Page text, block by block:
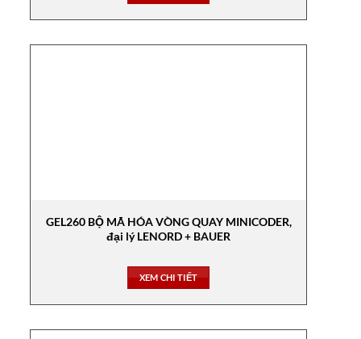
GEL260 BỘ MÃ HÓA VÒNG QUAY MINICODER,
đại lý LENORD + BAUER
XEM CHI TIẾT